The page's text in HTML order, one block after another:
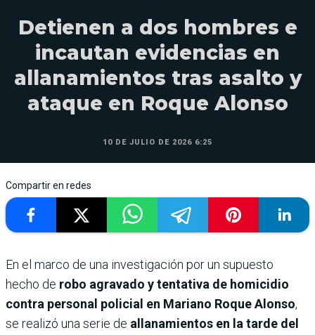
Detienen a dos hombres e
incautan evidencias en
allanamientos tras asalto y
ataque en Roque Alonso
10 DE JULIO DE 2026 6:25
Compartir en redes
En el marco de una investigación por un supuesto
hecho de robo agravado y tentativa de homicidio
contra personal policial en Mariano Roque Alonso,
se realizó una serie de allanamientos en la tarde del